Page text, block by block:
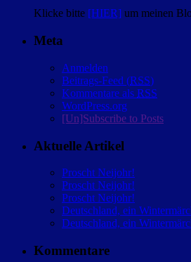
Klicke bitte [HIER] um meinen
Meta
Anmelden
Beitrags-Feed (RSS)
Kommentare als RSS
WordPress.org
[Un]Subscribe to Posts
Aktuelle Artikel
Proscht Neijohr!
Proscht Neijohr!
Proscht Neijohr!
Deutschland, ein
Deutschland, ein
Kommentare